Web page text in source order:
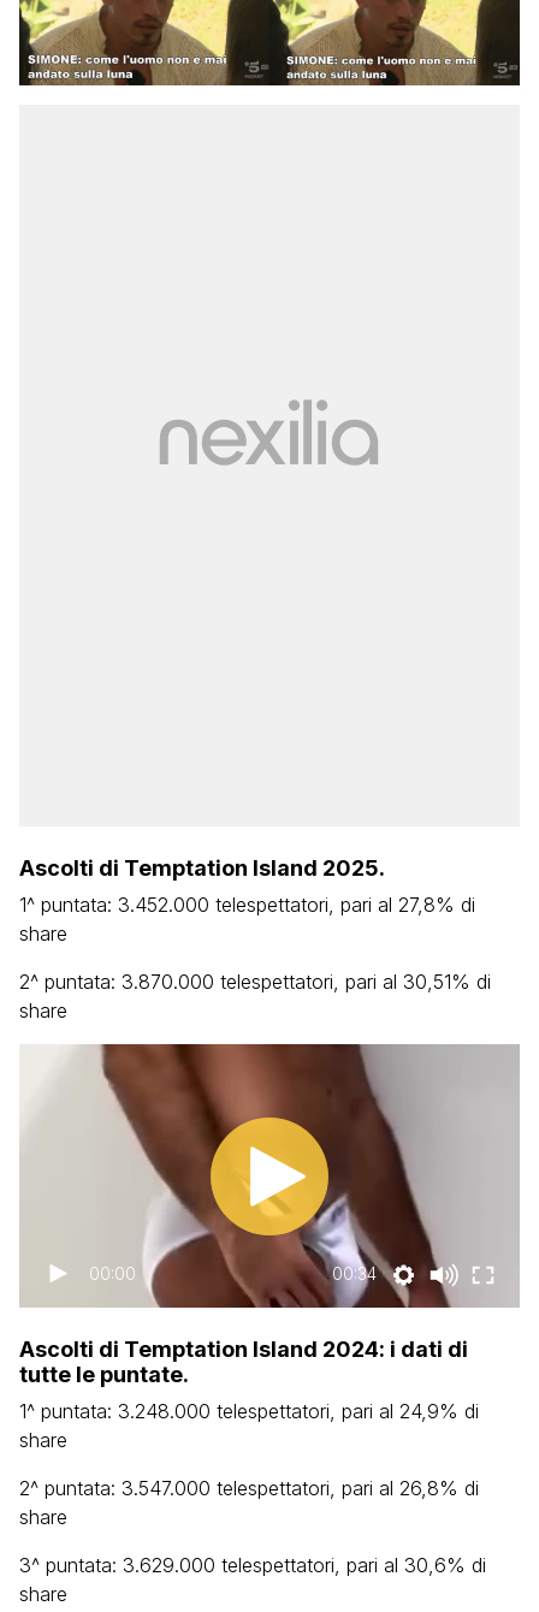
Ascolti di Temptation Island 2025.
1^ puntata: 3.452.000 telespettatori, pari al 27,8% di
share
2^ puntata: 3.870.000 telespettatori, pari al 30,51% di
share
00:00 00:34
Ascolti di Temptation Island 2024: i dati di
tutte le puntate.
1^ puntata: 3.248.000 telespettatori, pari al 24,9% di
share
2^ puntata: 3.547.000 telespettatori, pari al 26,8% di
share
3^ puntata: 3.629.000 telespettatori, pari al 30,6% di
share